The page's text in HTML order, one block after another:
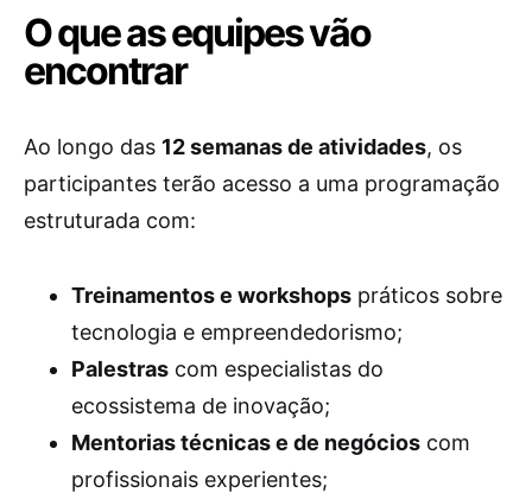
O que as equipes vão
encontrar
Ao longo das 12 semanas de atividades, os
participantes terão acesso a uma programação
estruturada com:
Treinamentos e workshops práticos sobre
tecnologia e empreendedorismo;
Palestras com especialistas do
ecossistema de inovação;
Mentorias técnicas e de negócios com
profissionais experientes;